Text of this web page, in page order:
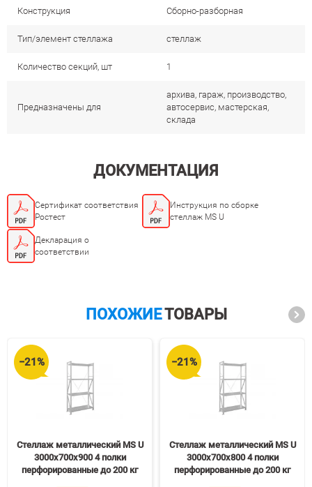
Конструкция Сборно-разборная
Тип/элемент стеллажа стеллаж
Количество секций, шт 1
Предназначены для
архива, гараж, производство,
автосервис, мастерская,
склада
ДОКУМЕНТАЦИЯ
Сертификат соответствия
Ростест
Инструкция по сборке
стеллаж MS U
Декларация о
соответствии
ПОХОЖИЕТОВАРЫ
−21%
Стеллаж металлический MS U
3000х700х900 4 полки
перфорированные до 200 кг
−21%
Стеллаж металлический MS U
3000х700х800 4 полки
перфорированные до 200 кг